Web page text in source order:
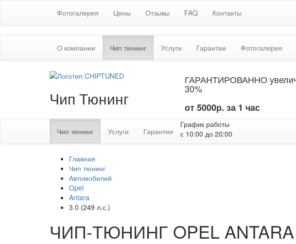
Фотогалерея Цены Отзывы FAQ Контакты
О компании Чип тюнинг(текущая)
Услуги Гарантии Фотогалерея
Чип Тюнинг
ГАРАНТИРОВАННО
30%
от 5000р. за 1 час
Чип тюнинг(текущая)
Услуги Гарантии
График работы
с 10:00 до 20:00
Главная
Чип тюнинг
Автомобилей
Opel
Antara
3.0 (249 л.с.)
ЧИП-ТЮНИНГ OPEL